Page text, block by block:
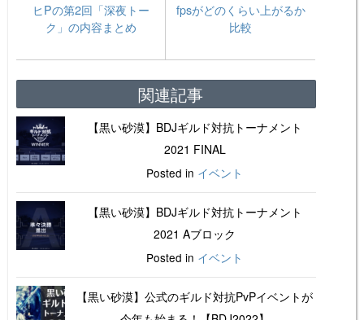
ヒPの第2回「深夜トー
ク」の内容まとめ
fpsがどのくらい上がるか
比較
関連記事
【黒い砂漠】BDJギルド対抗トーナメント
2021 FINAL
Posted in イベント
【黒い砂漠】BDJギルド対抗トーナメント
2021 Aブロック
Posted in イベント
【黒い砂漠】公式のギルド対抗PvPイベントが